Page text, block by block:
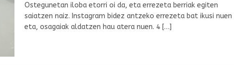
Ostegunetan iloba etorri oi da, eta errezeta berriak egiten
saiatzen naiz. Instagram bidez antzeko errezeta bat ikusi nuen
eta, osagaiak aldatzen hau atera nuen. 4 […]